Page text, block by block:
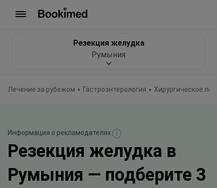
Лечение за рубежом Гастроэнтерология Хирургическое
Резекция желудка
Румыния
Информация о рекламодателях
Резекция желудка в
Румыния — подберите 3